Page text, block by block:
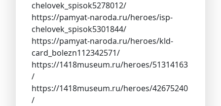
chelovek_spisok5278012/
https://pamyat-naroda.ru/heroes/isp-
chelovek_spisok5301844/
https://pamyat-naroda.ru/heroes/kld-
card_bolezn112342571/
https://1418museum.ru/heroes/51314163
/
https://1418museum.ru/heroes/42675240
/